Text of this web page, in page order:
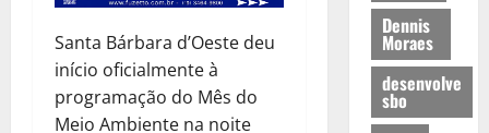
Santa Bárbara d’Oeste deu
início oficialmente à
programação do Mês do
Meio Ambiente na noite
Dennis
Moraes
desenvolve
sbo